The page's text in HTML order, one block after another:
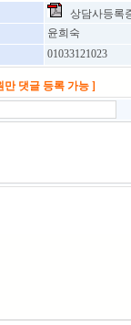
상담사등록
윤희숙
01033121023
만 댓글 등록 가능 ]